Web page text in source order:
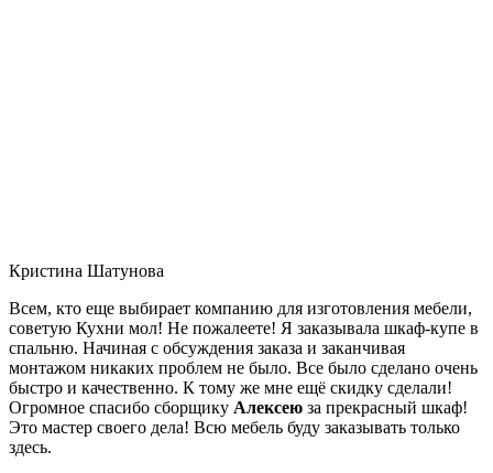
Кристина Шатунова
Всем, кто еще выбирает компанию для изготовления мебели,
советую Кухни мол! Не пожалеете! Я заказывала шкаф-купе в
спальню. Начиная с обсуждения заказа и заканчивая
монтажом никаких проблем не было. Все было сделано очень
быстро и качественно. К тому же мне ещё скидку сделали!
Огромное спасибо сборщику Алексею за прекрасный шкаф!
Это мастер своего дела! Всю мебель буду заказывать только
здесь.